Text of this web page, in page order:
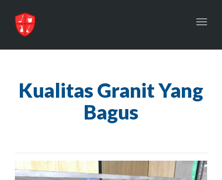
Kualitas Granit Yang
Bagus